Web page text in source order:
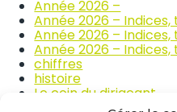
t
i
o
u
o
d
u
i
s
Année 2026 –
Année 2026 –
Année 2026 –
Année 2026 –
chiffres
histoire
Le coin du dirigeant